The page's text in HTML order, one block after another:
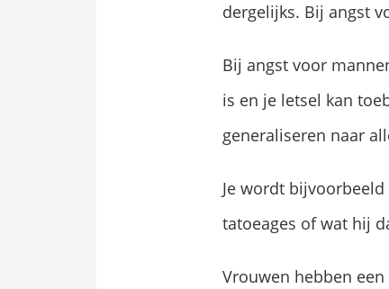
dergelijks. Bij angst
Bij angst voor
is en je letsel kan
generaliseren naar
Je wordt
tatoeages of wat hij
Vrouwen hebben